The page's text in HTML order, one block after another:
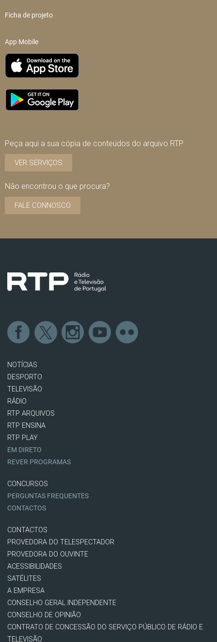
Ficha de projeto
App Mobile
Peça aqui a sua cópia de conteúdos do arquivo RTP
VER SERVIÇOS
Não encontrou o que procura?
FALE CONNOSCO
NOTÍCIAS
DESPORTO
TELEVISÃO
RÁDIO
RTP ARQUIVOS
RTP ENSINA
RTP PLAY
EM DIRETO
REVER PROGRAMAS
CONCURSOS
PERGUNTAS FREQUENTES
CONTACTOS
CONTACTOS
PROVEDORA DO TELESPECTADOR
PROVEDORA DO OUVINTE
ACESSIBILIDADES
SATÉLITES
A EMPRESA
CONSELHO GERAL INDEPENDENTE
CONSELHO DE OPINIÃO
CONTRATO DE CONCESSÃO DO SERVIÇO PÚBLICO DE RÁDIO E
TELEVISÃO